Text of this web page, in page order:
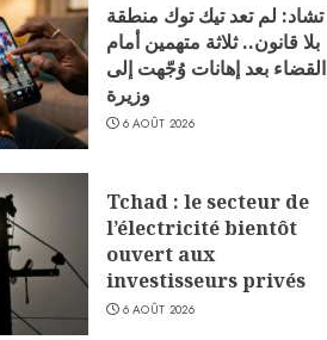
تشاد: لم تعد تيك توك منطقة
بلا قانون.. ثلاثة متهمين أمام
القضاء بعد إهانات وُجّهت إلى
وزيرة
6 AOÛT 2026
Tchad : le secteur de
l’électricité bientôt
ouvert aux
investisseurs privés
6 AOÛT 2026